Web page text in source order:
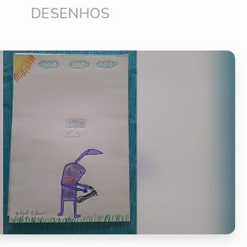
DESENHOS